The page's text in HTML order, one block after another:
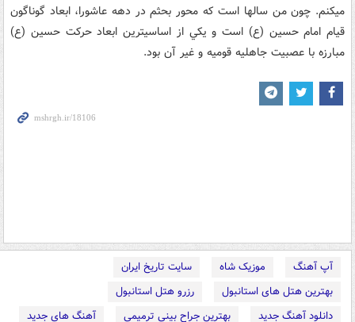
مي‏کنم. چون من سال‏ها است که محور بحثم در دهه عاشورا، ابعاد گوناگون
قيام امام حسين (ع) است و يکي از اساسي‏ترين ابعاد حرکت حسين (ع)
مبارزه با عصبيت جاهليه قوميه و غير آن بود.
آپ آهنگ موزیک شاه
سایت تاریخ ایران
بهترین هتل های استانبول
رزرو هتل استانبول
دانلود آهنگ جدید
بهترین جراح بینی ترمیمی
آهنگ های جدید